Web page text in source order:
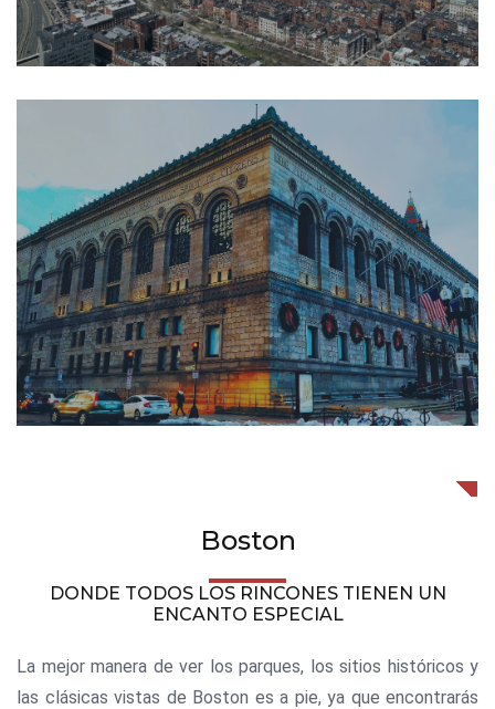
Boston
DONDE TODOS LOS RINCONES TIENEN UN
ENCANTO ESPECIAL
La mejor manera de ver los parques, los sitios históricos y
las clásicas vistas de Boston es a pie, ya que encontrarás